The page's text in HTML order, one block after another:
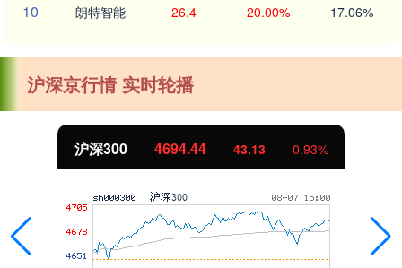
10 朗特智能 26.4 20.00% 17.06%
沪深京行情 实时轮播
沪深300 4694.44 43.13 0.93%